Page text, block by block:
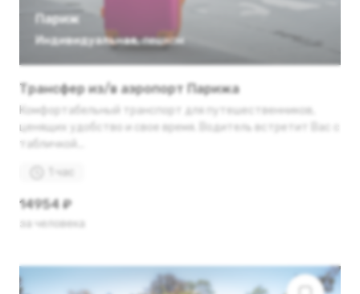
Париж
Индивидуальная, пешком
Трансфер из/в аэропорт Парижа
Комфортабельный транспорт для путешественников,
ценящих удобство и свое время. Водитель встретит Вас с
табличкой...
1 час
14954 ₽
за человека